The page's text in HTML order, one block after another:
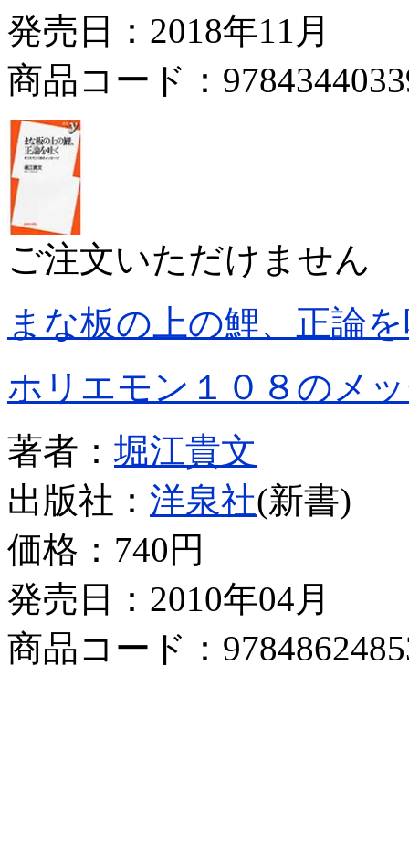
発売日：2018年11月
商品コード：
ご注文いただけません
まな板の上の鯉、正論
ホリエモン１０８のメ
著者： 堀江貴文
出版社： 洋泉社(新書)
価格： 740円
発売日：2010年04月
商品コード：